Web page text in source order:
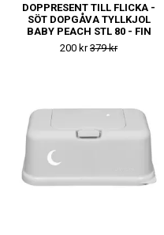
DOPPRESENT TILL FLICKA -
SÖT DOPGÅVA TYLLKJOL
BABY PEACH STL 80 - FIN
NAMNGIVNINGSPRESENT
200 kr379 kr